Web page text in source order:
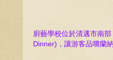
廚藝學校位於清邁市南
Dinner)，讓游客品嚐蘭